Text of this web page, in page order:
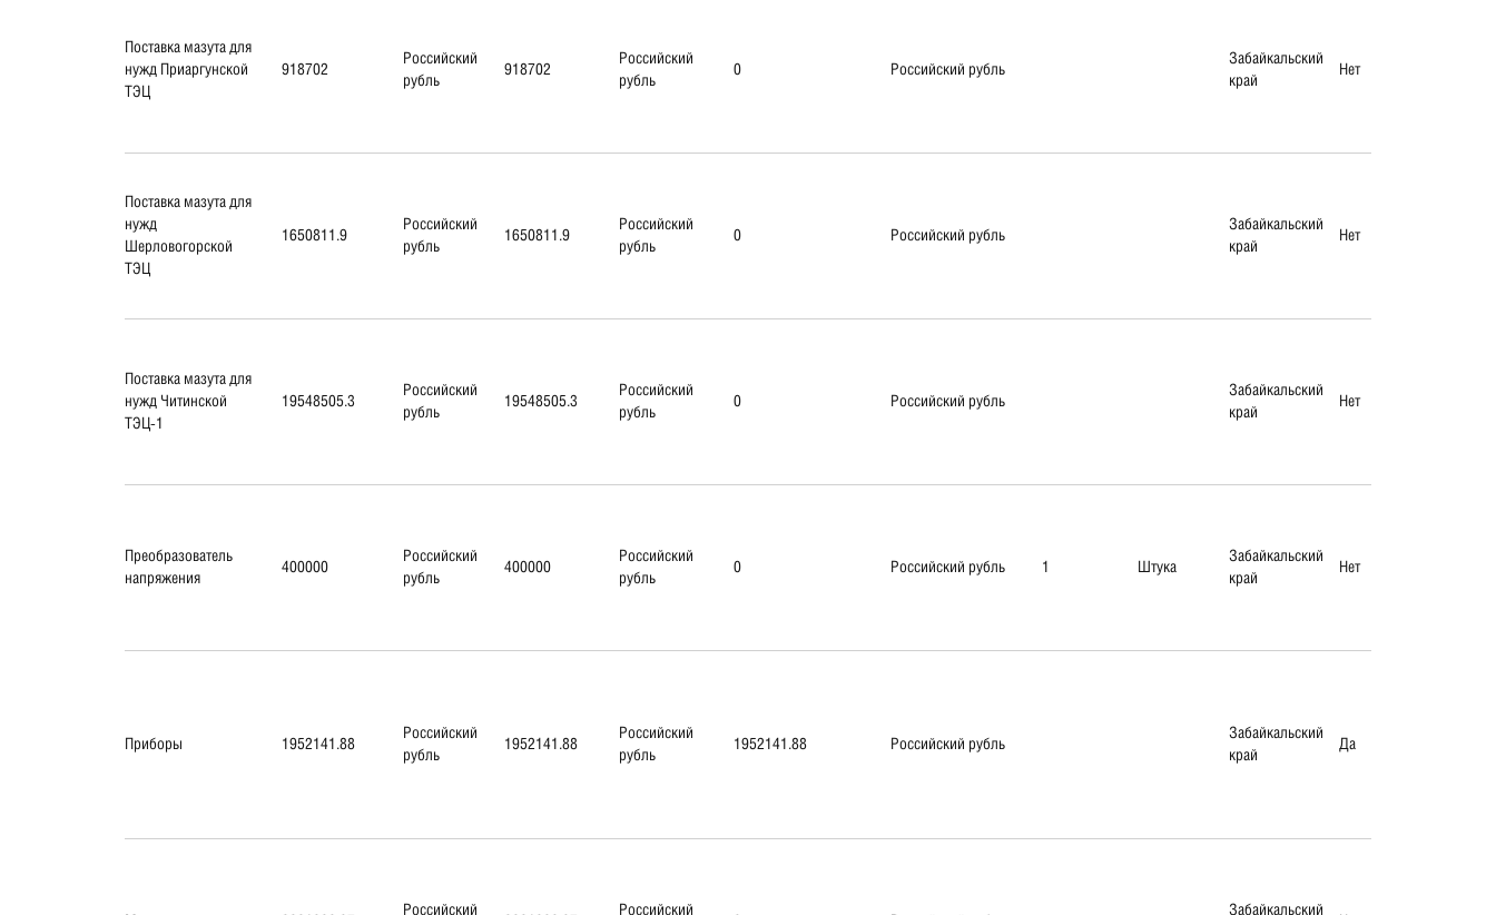
Поставка мазута для
нужд Приаргунской
ТЭЦ
918702
Российский
рубль
918702
Российский
рубль
0 Российский рубль
Забайкальский
край
Нет
Поставка мазута для
нужд
Шерловогорской
ТЭЦ
1650811.9
Российский
рубль
1650811.9
Российский
рубль
0 Российский рубль
Забайкальский
край
Нет
Поставка мазута для
нужд Читинской
ТЭЦ-1
19548505.3
Российский
рубль
19548505.3
Российский
рубль
0 Российский рубль
Забайкальский
край
Нет
Преобразователь
напряжения
400000
Российский
рубль
400000
Российский
рубль
0 Российский рубль 1 Штука
Забайкальский
край
Нет
Приборы 1952141.88
Российский
рубль
1952141.88
Российский
рубль
1952141.88 Российский рубль
Забайкальский
край
Да
Российский
Российский
Забайкальский